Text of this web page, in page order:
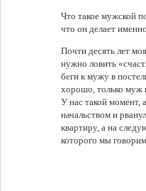
Что такое мужской
что он делает
Почти десять лет
нужно ловить
беги к мужу в
хорошо, только муж
У нас такой момент,
начальством и
квартиру, а на
которого мы